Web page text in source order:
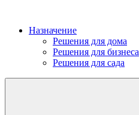
Назначение
Решения для дома
Решения для бизнеса
Решения для сада